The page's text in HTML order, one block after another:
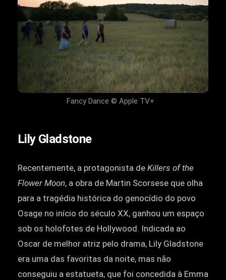
Fancy Dance © Apple TV+
Lily Gladstone
Recentemente, a protagonista de Killers of the
Flower Moon, a obra de Martin Scorsese que olha
para a tragédia histórica do genocídio do povo
Osage no início do século XX, ganhou um espaço
sob os holofotes de Hollywood. Indicada ao
Oscar de melhor atriz pelo drama, Lily Gladstone
era uma das favoritas da noite, mas não
conseguiu a estatueta, que foi concedida à Emma